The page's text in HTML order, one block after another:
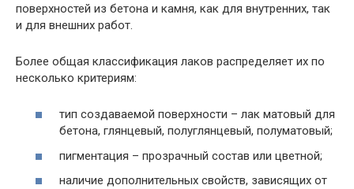
поверхностей из бетона и камня, как для внутренних, так
и для внешних работ.
Более общая классификация лаков распределяет их по
несколько критериям:
тип создаваемой поверхности – лак матовый для
бетона, глянцевый, полуглянцевый, полуматовый;
пигментация – прозрачный состав или цветной;
наличие дополнительных свойств, зависящих от